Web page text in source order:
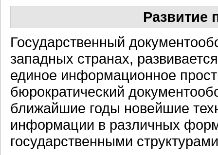
Развитие
Государственный
западных странах,
единое информационное
бюрократический
ближайшие годы новейшие
информации в различных
государственными